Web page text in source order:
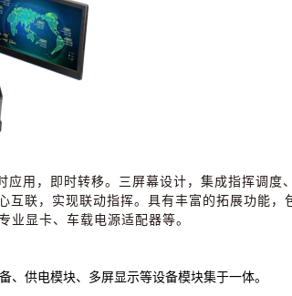
用，即时转移。三屏幕设计，集成指挥调度
联，实现联动指挥。具有丰富的拓展功能，
业显卡、车载电源适配器等。
、供电模块、多屏显示等设备模块集于一体。